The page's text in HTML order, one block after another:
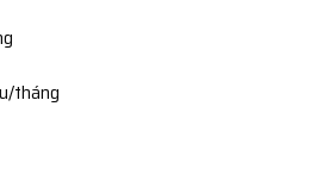
tháng